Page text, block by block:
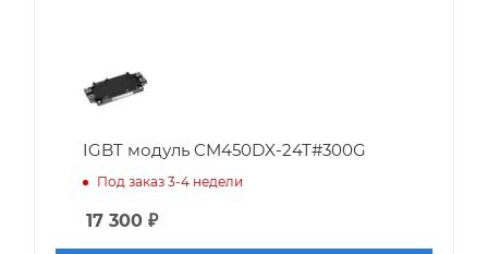
IGBT модуль CM450DX-24T#300G
Под заказ 3-4 недели
17 300 ₽